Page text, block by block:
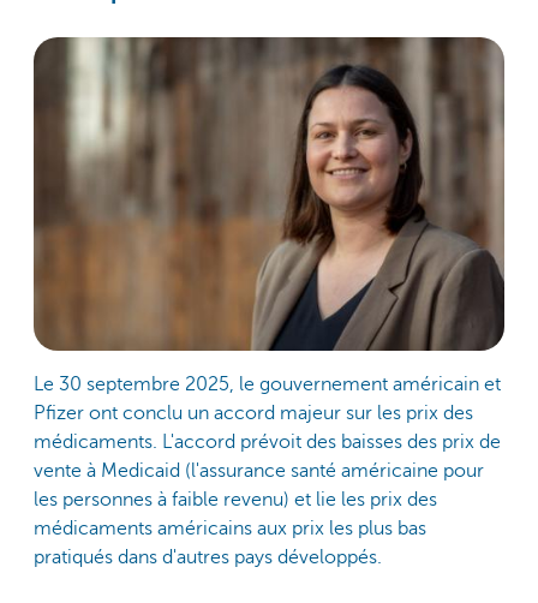
Le 30 septembre 2025, le gouvernement américain et
Pfizer ont conclu un accord majeur sur les prix des
médicaments. L'accord prévoit des baisses des prix de
vente à Medicaid (l'assurance santé américaine pour
les personnes à faible revenu) et lie les prix des
médicaments américains aux prix les plus bas
pratiqués dans d'autres pays développés.